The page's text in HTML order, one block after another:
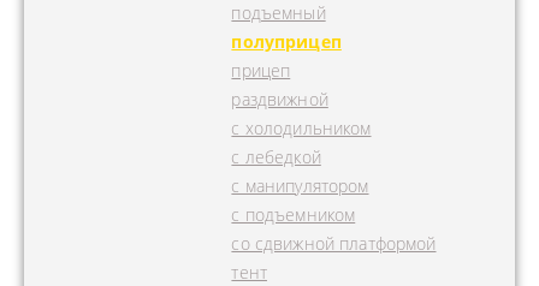
подъемный
полуприцеп
прицеп
раздвижной
с холодильником
с лебедкой
с манипулятором
с подъемником
со сдвижной платформой
тент